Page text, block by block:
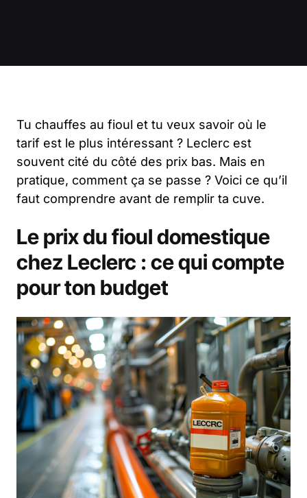
Tu chauffes au fioul et tu veux savoir où le
tarif est le plus intéressant ? Leclerc est
souvent cité du côté des prix bas. Mais en
pratique, comment ça se passe ? Voici ce qu’il
faut comprendre avant de remplir ta cuve.
Le prix du fioul domestique
chez Leclerc : ce qui compte
pour ton budget